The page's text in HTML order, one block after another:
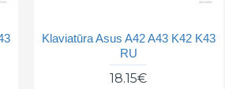
Klaviatūra Asus A42 A43 K42 K43
RU
18.15€